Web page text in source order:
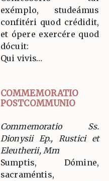
exémplo, studeámus
confitéri quod crédidit,
et ópere exercére quod
dócuit:
Qui vivis…
COMMEMORATIO
POSTCOMMUNIO
Commemoratio Ss.
Dionysii Ep., Rustici et
Eleutherii, Mm
Sumptis, Dómine,
sacraméntis,